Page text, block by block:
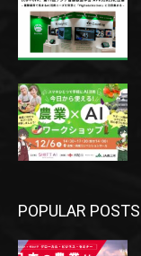
POPULAR POSTS